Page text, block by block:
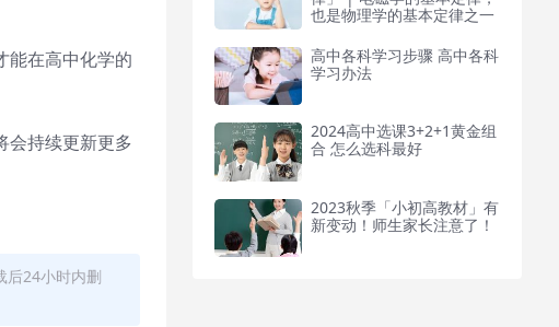
能在高中化学的
会持续更新更多
后24小时内删
也是物理学的基本定律之一
高中各科学习步骤 高中各科
学习办法
2024高中选课3+2+1黄金组
合 怎么选科最好
2023秋季「小初高教材」有
新变动！师生家长注意了！